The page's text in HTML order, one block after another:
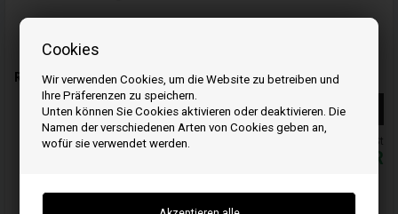
Cookies
Wir verwenden Cookies, um die Website zu betreiben und
Ihre Präferenzen zu speichern.
Unten können Sie Cookies aktivieren oder deaktivieren. Die
Namen der verschiedenen Arten von Cookies geben an,
wofür sie verwendet werden.
Reinigungsbürste 40 mm - Länge 50 cm
Weiterlesen
Alle Preise inkl. MwSt
EUR
In den warenkorb